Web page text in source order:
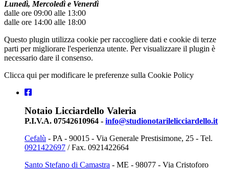
Lunedì, Mercoledì e Venerdì
dalle ore 09:00 alle 13:00
dalle ore 14:00 alle 18:00
Questo plugin utilizza cookie per raccogliere dati e cookie di terze
parti per migliorare l'esperienza utente. Per visualizzare il plugin è
necessario dare il consenso.
Clicca qui per modificare le preferenze sulla Cookie Policy
Notaio Licciardello Valeria
P.I.V.A. 07542610964 - info@studionotarilelicciardello.it
Cefalù - PA - 90015 - Via Generale Prestisimone, 25 - Tel.
0921422697 / Fax. 0921422664
Santo Stefano di Camastra - ME - 98077 - Via Cristoforo